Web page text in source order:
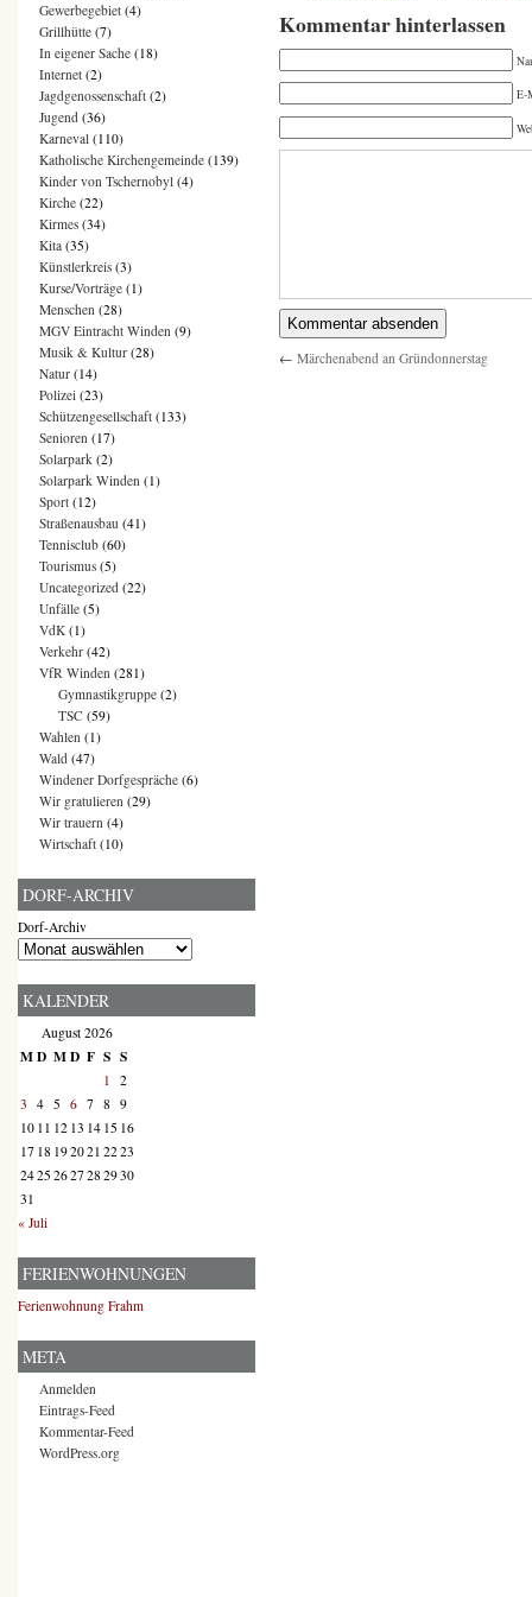
Kommentar hinterlassen
E-
← Märchenabend an Gründonnerstag
Gewerbegebiet (4)
Grillhütte (7)
In eigener Sache (18)
Internet (2)
Jagdgenossenschaft (2)
Jugend (36)
Karneval (110)
Katholische Kirchengemeinde (139)
Kinder von Tschernobyl (4)
Kirche (22)
Kirmes (34)
Kita (35)
Künstlerkreis (3)
Kurse/Vorträge (1)
Menschen (28)
MGV Eintracht Winden (9)
Musik & Kultur (28)
Natur (14)
Polizei (23)
Schützengesellschaft (133)
Senioren (17)
Solarpark (2)
Solarpark Winden (1)
Sport (12)
Straßenausbau (41)
Tennisclub (60)
Tourismus (5)
Uncategorized (22)
Unfälle (5)
VdK (1)
Verkehr (42)
VfR Winden (281)
Gymnastikgruppe (2)
TSC (59)
Wahlen (1)
Wald (47)
Windener Dorfgespräche (6)
Wir gratulieren (29)
Wir trauern (4)
Wirtschaft (10)
DORF-ARCHIV
Dorf-Archiv
KALENDER
August 2026
MD MD F S S
1 2
3 4 5 6 7 8 9
10 11 12 13 14 15 16
17 18 192021 2223
2425 2627 28 2930
31
« Juli
FERIENWOHNUNGEN
Ferienwohnung Frahm
META
Anmelden
Eintrags-Feed
Kommentar-Feed
WordPress.org